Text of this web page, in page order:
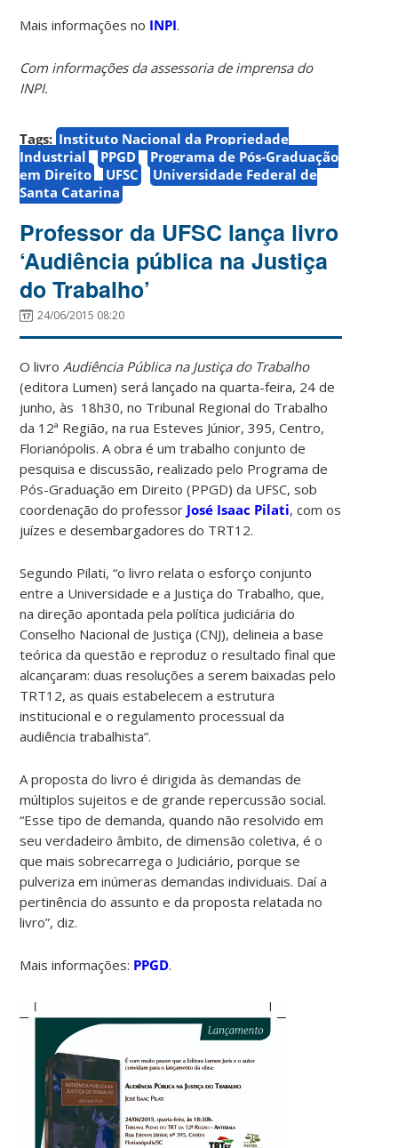
Mais informações no INPI.
Com informações da assessoria de imprensa do
INPI.
Tags: Instituto Nacional da Propriedade
Industrial
PPGD
Programa de Pós-Graduação
em Direito
UFSC
Universidade Federal de
Santa Catarina
Professor da UFSC lança livro
‘Audiência pública na Justiça
do Trabalho’
24/06/2015 08:20
O livro Audiência Pública na Justiça do Trabalho
(editora Lumen) será lançado na quarta-feira, 24 de
junho, às 18h30, no Tribunal Regional do Trabalho
da 12ª Região, na rua Esteves Júnior, 395, Centro,
Florianópolis. A obra é um trabalho conjunto de
pesquisa e discussão, realizado pelo Programa de
Pós-Graduação em Direito (PPGD) da UFSC, sob
coordenação do professor José Isaac Pilati, com os
juízes e desembargadores do TRT12.
Segundo Pilati, “o livro relata o esforço conjunto
entre a Universidade e a Justiça do Trabalho, que,
na direção apontada pela política judiciária do
Conselho Nacional de Justiça (CNJ), delineia a base
teórica da questão e reproduz o resultado final que
alcançaram: duas resoluções a serem baixadas pelo
TRT12, as quais estabelecem a estrutura
institucional e o regulamento processual da
audiência trabalhista”.
A proposta do livro é dirigida às demandas de
múltiplos sujeitos e de grande repercussão social.
“Esse tipo de demanda, quando não resolvido em
seu verdadeiro âmbito, de dimensão coletiva, é o
que mais sobrecarrega o Judiciário, porque se
pulveriza em inúmeras demandas individuais. Daí a
pertinência do assunto e da proposta relatada no
livro”, diz.
Mais informações: PPGD.